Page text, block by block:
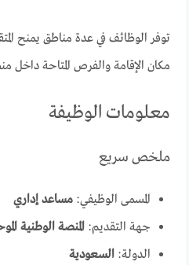
توفر الوظائف في عدة مناطق يمنح
مكان الإقامة والفرص المتاحة داخل
معلومات الوظيفة
ملخص سريع
المسمى الوظيفي:مساعد إداري
جهة التقديم:المنصة الوطنية
الدولة:السعودية